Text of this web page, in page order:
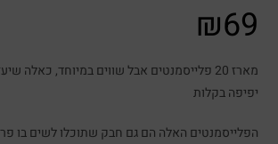
₪69
מארז 20 פלייסמנטים אבל שווים במיוחד, כאלה
יפיפה בקלות
הפלייסמנטים האלה הם גם חבק שתוכלו לשים בו